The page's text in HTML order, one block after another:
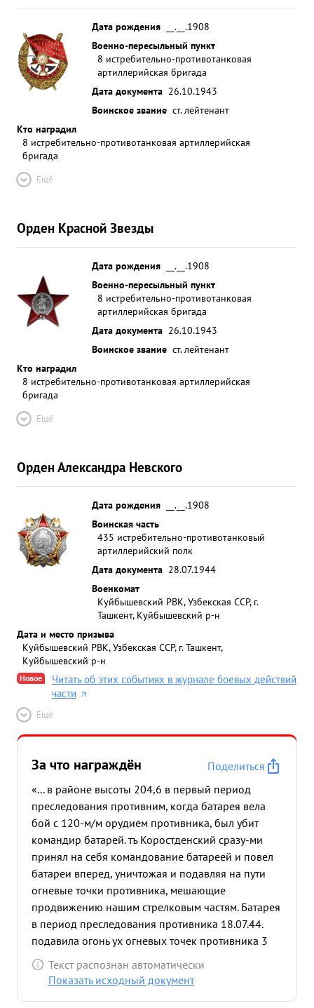
Дата рождения
__.__.1908
Военно-пересыльный пункт
8 истребительно-противотанковая
артиллерийская бригада
Дата документа 26.10.1943
Воинское звание ст. лейтенант
Кто наградил
8 истребительно-противотанковая артиллерийская
бригада
Ещё
Орден Красной Звезды
Дата рождения
__.__.1908
Военно-пересыльный пункт
8 истребительно-противотанковая
артиллерийская бригада
Дата документа 26.10.1943
Воинское звание ст. лейтенант
Кто наградил
8 истребительно-противотанковая артиллерийская
бригада
Ещё
Орден Александра Невского
Дата рождения
__.__.1908
Воинская часть
435 истребительно-противотанковый
артиллерийский полк
Дата документа 28.07.1944
Военкомат
Куйбышевский РВК, Узбекская ССР, г.
Ташкент, Куйбышевский р-н
Дата и место призыва
Куйбышевский РВК, Узбекская ССР, г. Ташкент,
Куйбышевский р-н
Новое
Читать об этих событиях в журнале боевых действий
части
Ещё
За что награждён
Поделиться
«... в районе высоты 204,6 в первый период
преследования противним, когда батарея вела
бой с 120-м/м орудием противника, был убит
командир батарей. тъ Коростденский сразу-ми
принял на себя командование батареей и повел
батареи вперед, уничтожая и подавляя на пути
огневые точки противника, мешающие
продвижению нашим стрелковым частям. Батарея
в период преследования противника 18.07.44.
подавила огонь ух огневых точек противника 3
умелое командование батарий, за стойкость и
мужество т. Коростушевский достоен ...»
Текст распознан автоматически
Показать исходный документ